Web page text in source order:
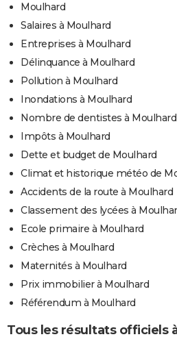
Moulhard
Salaires à Moulhard
Entreprises à Moulhard
Délinquance à Moulhard
Pollution à Moulhard
Inondations à Moulhard
Nombre de dentistes à Moulhard
Impôts à Moulhard
Dette et budget de Moulhard
Climat et historique météo de
Accidents de la route à Moulhard
Classement des lycées à
Ecole primaire à Moulhard
Crèches à Moulhard
Maternités à Moulhard
Prix immobilier à Moulhard
Référendum à Moulhard
Tous les résultats officiels